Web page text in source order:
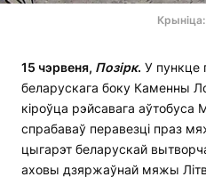
Крыніца:
15 чэрвеня, Позірк. У пункце
беларускага боку Каменны
кіроўца рэйсавага аўтобуса
спрабаваў перавезці праз
цыгарэт беларускай
аховы дзяржаўнай мяжы